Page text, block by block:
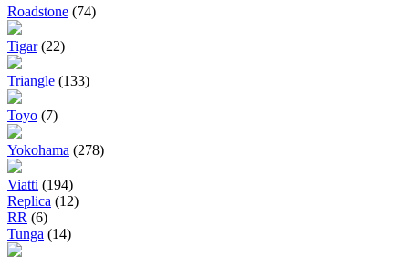
Roadstone (74)
Tigar (22)
Triangle (133)
Toyo (7)
Yokohama (278)
Viatti (194)
Replica (12)
RR (6)
Tunga (14)